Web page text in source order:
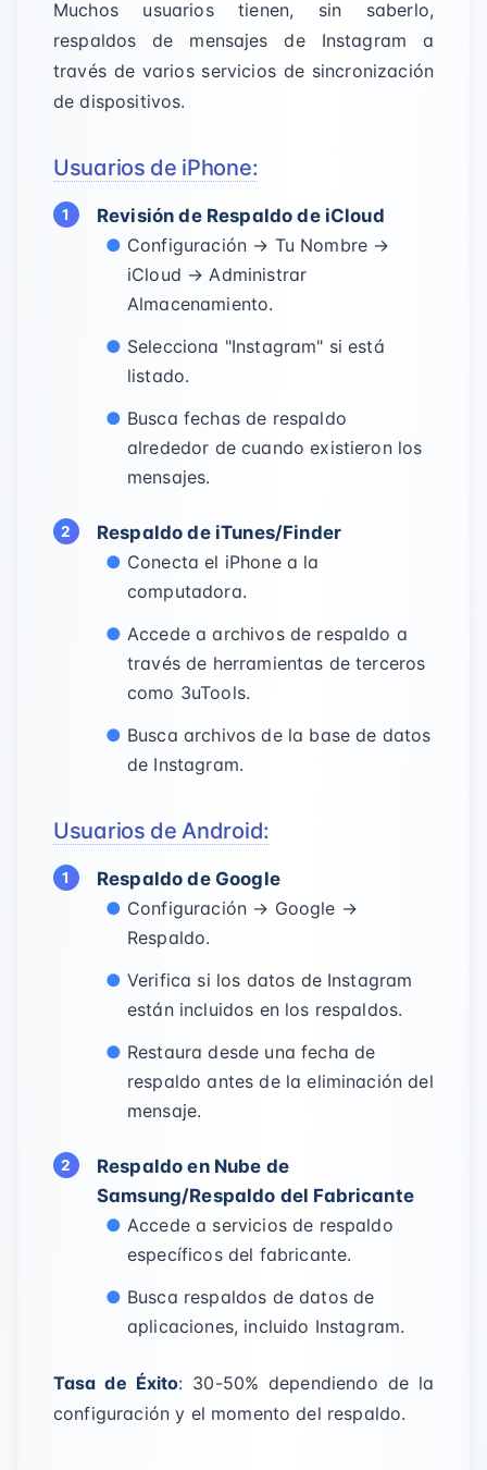
Muchos usuarios tienen, sin saberlo,
respaldos de mensajes de Instagram a
través de varios servicios de sincronización
de dispositivos.
Usuarios de iPhone:
Revisión de Respaldo de iCloud
Configuración → Tu Nombre →
iCloud → Administrar
Almacenamiento.
Selecciona "Instagram" si está
listado.
Busca fechas de respaldo
alrededor de cuando existieron los
mensajes.
Respaldo de iTunes/Finder
Conecta el iPhone a la
computadora.
Accede a archivos de respaldo a
través de herramientas de terceros
como 3uTools.
Busca archivos de la base de datos
de Instagram.
Usuarios de Android:
Respaldo de Google
Configuración → Google →
Respaldo.
Verifica si los datos de Instagram
están incluidos en los respaldos.
Restaura desde una fecha de
respaldo antes de la eliminación del
mensaje.
Respaldo en Nube de
Samsung/Respaldo del Fabricante
Accede a servicios de respaldo
específicos del fabricante.
Busca respaldos de datos de
aplicaciones, incluido Instagram.
Tasa de Éxito: 30-50% dependiendo de la
configuración y el momento del respaldo.